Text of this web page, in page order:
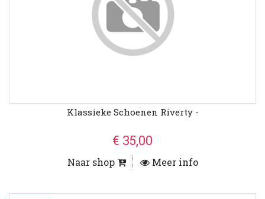
Klassieke Schoenen Riverty -
€ 35,00
Naar shop Meer info